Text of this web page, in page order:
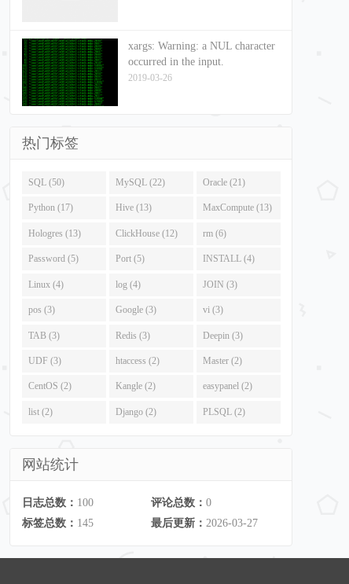
xargs: Warning: a NUL character
occurred in the input.
2019-03-26
热门标签
SQL (50) MySQL (22) Oracle (21)
Python (17) Hive (13) MaxCompute (13)
Hologres (13) ClickHouse (12) rm (6)
Password (5) Port (5) INSTALL (4)
Linux (4) log (4) JOIN (3)
pos (3) Google (3) vi (3)
TAB (3) Redis (3) Deepin (3)
UDF (3) htaccess (2) Master (2)
CentOS (2) Kangle (2) easypanel (2)
list (2) Django (2) PLSQL (2)
网站统计
日志总数： 100 评论总数： 0
标签总数： 145 最后更新： 2026-03-27